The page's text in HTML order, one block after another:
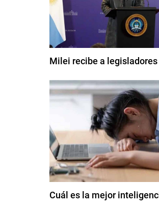
Milei recibe a legisladores
Cuál es la mejor